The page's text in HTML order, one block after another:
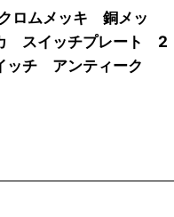
ムメッキ 銅メッ
スイッチプレート 2
ッチ アンティーク